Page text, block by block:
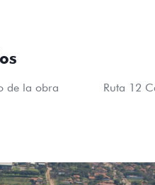
de la obra
Ruta 12